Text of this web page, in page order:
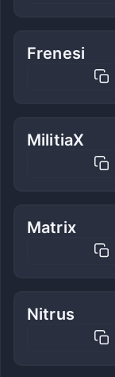
Frenesi
MilitiaX
Matrix
Nitrus